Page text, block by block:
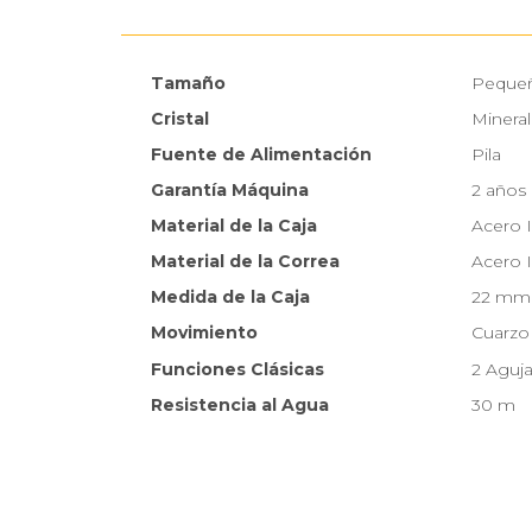
Tamaño
Cristal
Mineral
Fuente de Alimentación
Pila
Garantía Máquina
2 años
Material de la Caja
Acero
Material de la Correa
Acero
Medida de la Caja
22 mm
Movimiento
Cuarzo
Funciones Clásicas
2
Resistencia al Agua
30 m